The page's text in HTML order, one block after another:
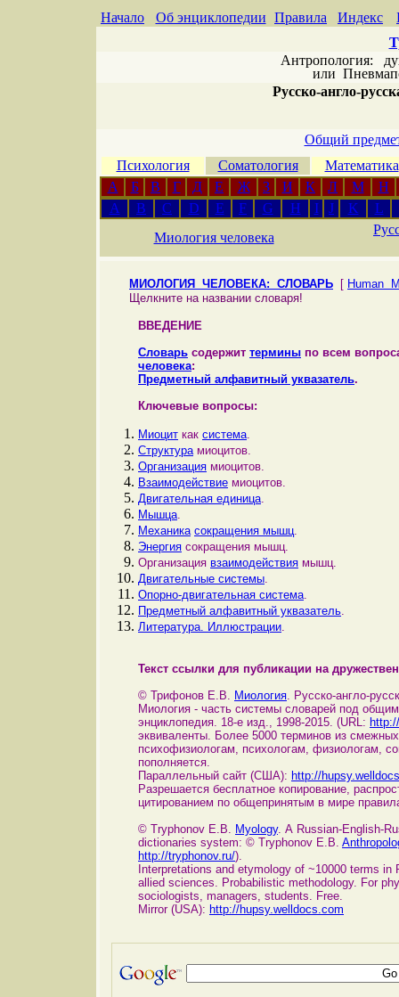
Начало Об энциклопедии Правила Индекс
Антропология:
или
Русско-англо-
Общий
Психология
Соматология
Математика
А
Б В Г Д Е Ж З И К Л М
Н
A
B C D E F G H I J K
L
Миология человека
МИОЛОГИЯ ЧЕЛОВЕКА: СЛОВАРЬ [ Human
Щелкните на названии словаря!
ВВЕДЕНИЕ
Словарь содержит термины по всем
человека:
Предметный алфавитный уквазатель.
Ключевые вопросы:
Миоцит как система.
Структурамиоцитов.
Организация миоцитов.
Взаимодействие миоцитов.
Двигательная единица.
Мышца.
Механика сокращения мышц.
Энергия сокращения мышц.
Организация взаимодействия мышц.
Двигательные системы.
Опорно-двигательная система.
Предметный алфавитный уквазатель.
Литература. Иллюстрации.
Текст ссылки для публикации на
© Трифонов Е.В. Миология. Русско-англо-
Миология - часть системы словарей под
энциклопедия. 18-е изд., 1998-2015. (URL:
эквиваленты. Более 5000 терминов из
психофизиологам, психологам, физиологам,
пополняется.
Параллельный сайт (США): http://
Разрешается бесплатное копирование,
цитированием по общепринятым в мире
© Tryphonov E.B. Myology. А Russian-English-
dictionaries system: © Tryphonov E.B.
http://tryphonov.ru/).
Interpretations and etymology of ~10000 terms
allied sciences. Probabilistic methodology. For
sociologists, managers, students. Free.
Mirror (USA): http://hupsy.welldocs.com